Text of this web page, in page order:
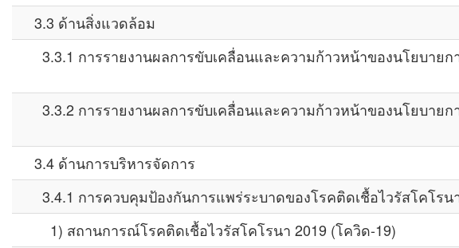
3.3 ด้านสิ่งแวดล้อม
3.3.1 การรายงานผลการขับเคลื่อนและความก้าวหน้าของนโยบายก
3.3.2 การรายงานผลการขับเคลื่อนและความก้าวหน้าของนโยบาย
3.4 ด้านการบริหารจัดการ
3.4.1 การควบคุมป้องกันการแพร่ระบาดของโรคติดเชื้อไวรัสโคโรนา
1) สถานการณ์โรคติดเชื้อไวรัสโคโรนา 2019 (โควิด-19)